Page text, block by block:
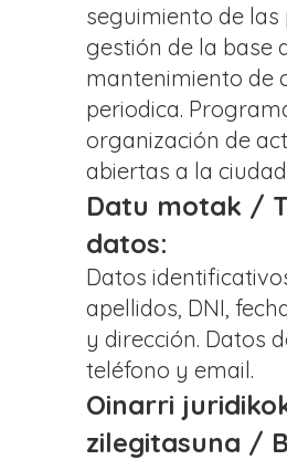
seguimiento de las
gestión de la base
mantenimiento de
periodica.
organización de
abiertas a la
Datu motak /
datos:
Datos
apellidos, DNI,
y dirección. Datos
teléfono y email.
Oinarri
zilegitasuna /